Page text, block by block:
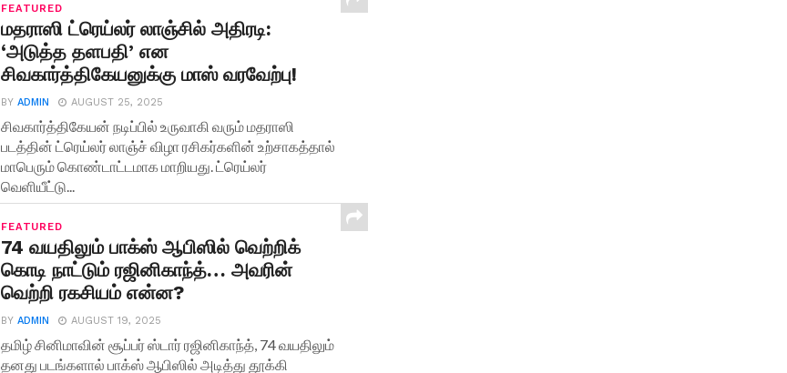
FEATURED
மதராஸி ட்ரெய்லர் லாஞ்சில் அதிரடி:
‘அடுத்த தளபதி’ என
சிவகார்த்திகேயனுக்கு மாஸ் வரவேற்பு!
BYADMIN AUGUST 25, 2025
சிவகார்த்திகேயன் நடிப்பில் உருவாகி வரும் மதராஸி
படத்தின் ட்ரெய்லர் லாஞ்ச் விழா ரசிகர்களின் உற்சாகத்தால்
மாபெரும் கொண்டாட்டமாக மாறியது. ட்ரெய்லர்
வெளியீட்டு...
FEATURED
74 வயதிலும் பாக்ஸ் ஆபிஸில் வெற்றிக்
கொடி நாட்டும் ரஜினிகாந்த்… அவரின்
வெற்றி ரகசியம் என்ன?
BYADMIN AUGUST 19, 2025
தமிழ் சினிமாவின் சூப்பர் ஸ்டார் ரஜினிகாந்த், 74 வயதிலும்
தனது படங்களால் பாக்ஸ் ஆபிஸில் அடித்து தூக்கி